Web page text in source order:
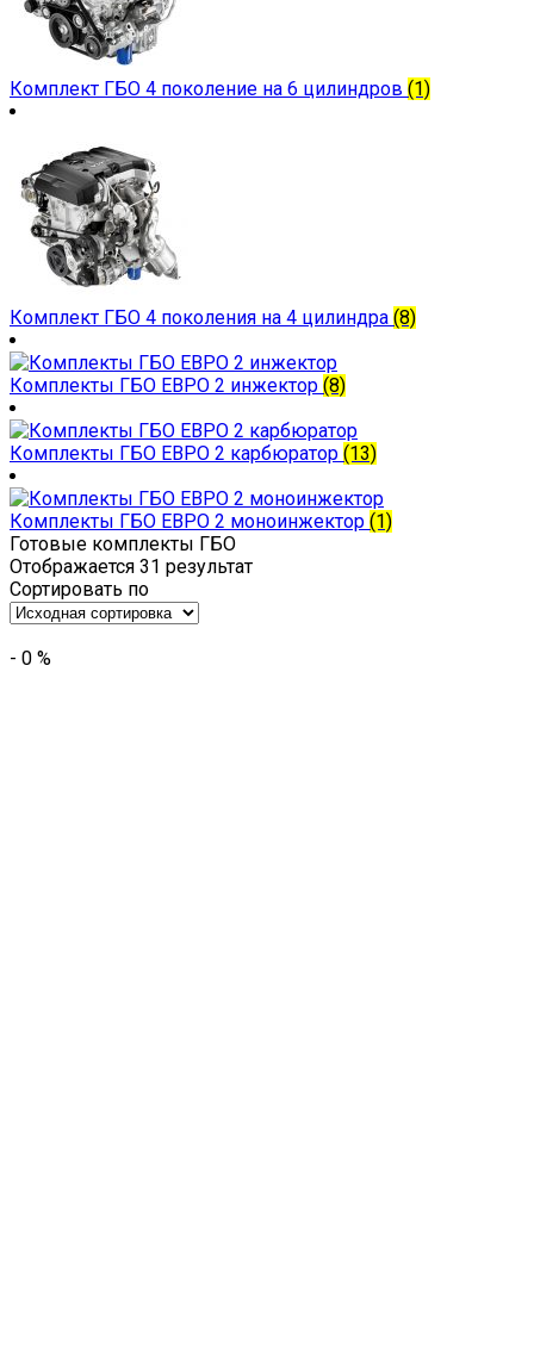
Комплект ГБО 4 поколение на 6 цилиндров (1)
Комплект ГБО 4 поколения на 4 цилиндра (8)
Комплекты ГБО ЕВРО 2 инжектор (8)
Комплекты ГБО ЕВРО 2 карбюратор (13)
Комплекты ГБО ЕВРО 2 моноинжектор (1)
Готовые комплекты ГБО
Отображается 31 результат
Сортировать по
- 0 %